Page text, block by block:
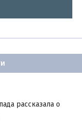
рассказала о